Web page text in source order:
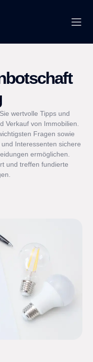
wertvolle Tipps und
Verkauf von Immobilien.
Fragen sowie
Interessenten sichere
ermöglichen.
und treffen fundierte